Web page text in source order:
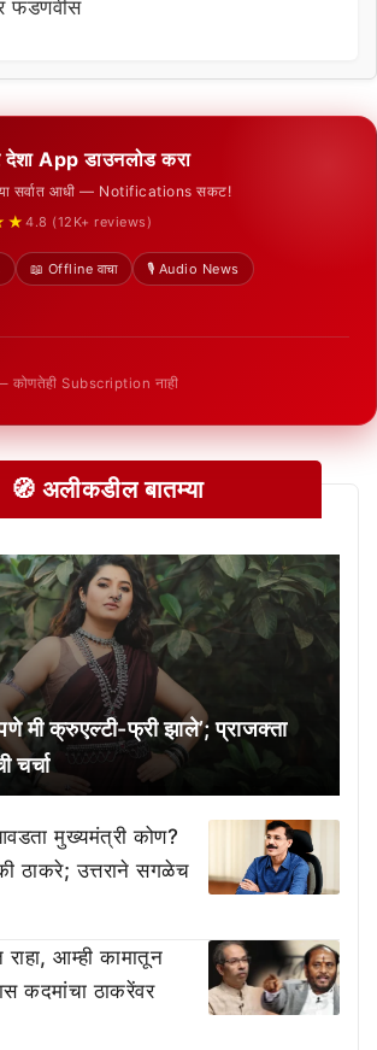
फडणवीस
देशा App डाउनलोड करा
सर्वात आधी — Notifications सकट!
4.8 (12K+ reviews)
📖 Offline वाचा
🎙️ Audio News
कोणतेही Subscription नाही
🧭 अलीकडील बातम्या
मी क्रुएल्टी-फ्री झाले’; प्राजक्ता
चर्चा
मुख्यमंत्री कोण?
ठाकरे; उत्तराने सगळेच
राहा, आम्ही कामातून
कदमांचा ठाकरेंवर